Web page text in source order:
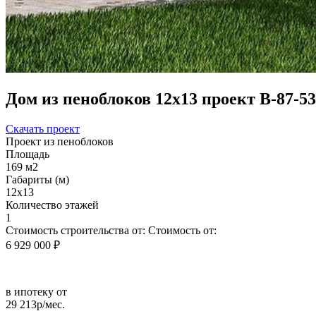
Дом из пеноблоков 12х13 проект В-87-
Скачать проект
Проект из пеноблоков
Площадь
169 м2
Габариты (м)
12х13
Количество этажей
1
Стоимость строительства от: Стоимость от:
6 929 000 ₽
в ипотеку от
29 213р/мес.